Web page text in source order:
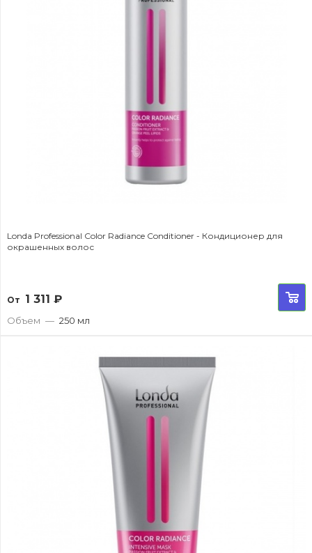
Londa Professional Color Radiance Conditioner - Кондиционер для
окрашенных волос
От 1 311 ₽
Объем — 250 мл